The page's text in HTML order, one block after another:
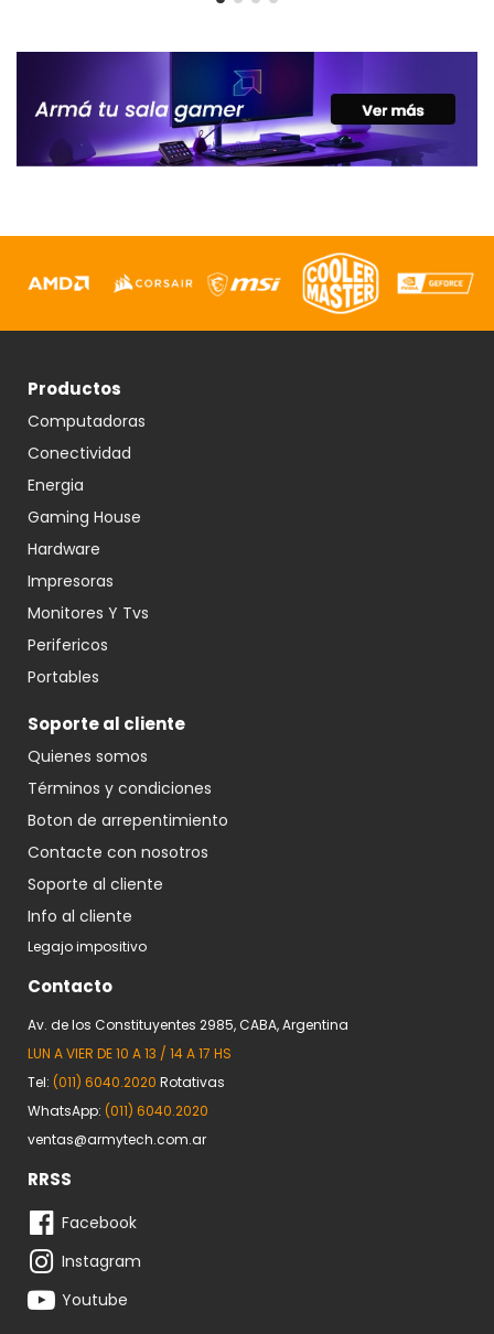
Productos
Computadoras
Conectividad
Energia
Gaming House
Hardware
Impresoras
Monitores Y Tvs
Perifericos
Portables
Soporte al cliente
Quienes somos
Términos y condiciones
Boton de arrepentimiento
Contacte con nosotros
Soporte al cliente
Info al cliente
Legajo impositivo
Contacto
Av. de los Constituyentes 2985, CABA, Argentina
LUN A VIER DE 10 A 13 / 14 A 17 HS
Tel: (011) 6040.2020 Rotativas
WhatsApp: (011) 6040.2020
ventas@armytech.com.ar
RRSS
Facebook
Instagram
Youtube